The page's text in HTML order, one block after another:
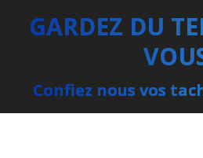
GARDEZ DU
Confiez nous vos